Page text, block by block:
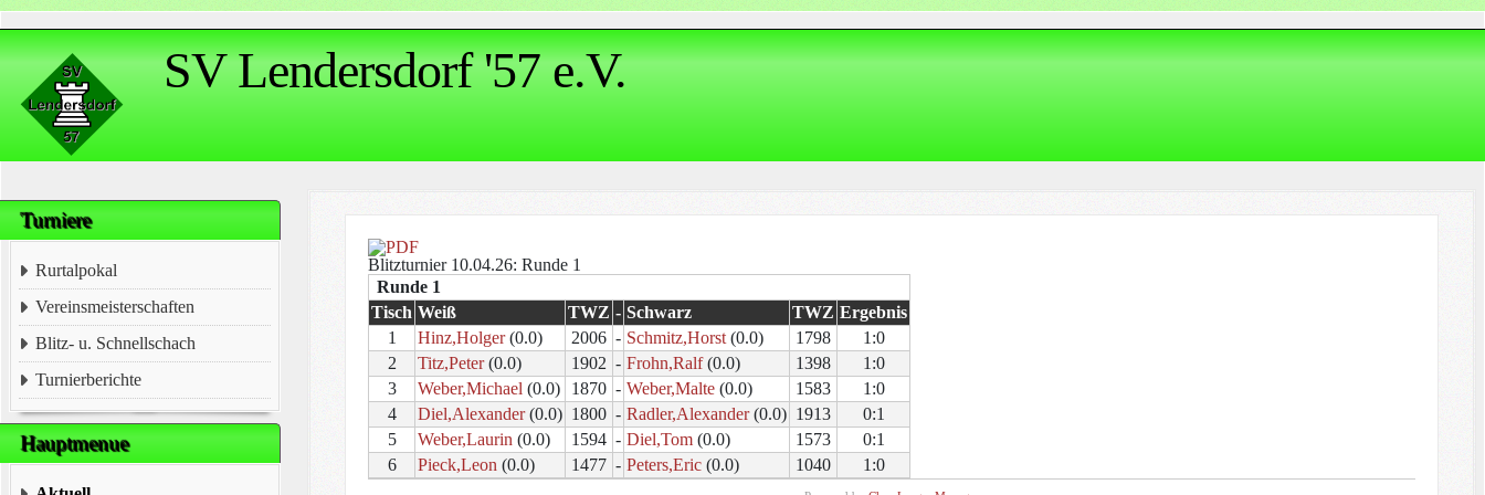
SV Lendersdorf '57 e.V.
Turniere
Rurtalpokal
Vereinsmeisterschaften
Blitz- u. Schnellschach
Turnierberichte
Hauptmenue
Blitzturnier 10.04.26: Runde 1
Runde 1
Tisch Weiß TWZ - Schwarz TWZ Ergebnis
1
Hinz,Holger(0.0) 2006 - Schmitz,Horst(0.0) 1798
1:0
2
Titz,Peter(0.0) 1902 - Frohn,Ralf(0.0) 1398
1:0
3
Weber,Michael (0.0) 1870 - Weber,Malte(0.0) 1583
1:0
4
Diel,Alexander(0.0) 1800 - Radler,Alexander(0.0) 1913
0:1
5
Weber,Laurin (0.0) 1594 - Diel,Tom(0.0) 1573
0:1
6
Pieck,Leon (0.0) 1477 - Peters,Eric(0.0) 1040 1:0